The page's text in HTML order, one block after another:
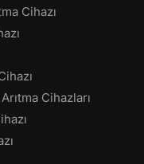
Cihazı
Cihazları